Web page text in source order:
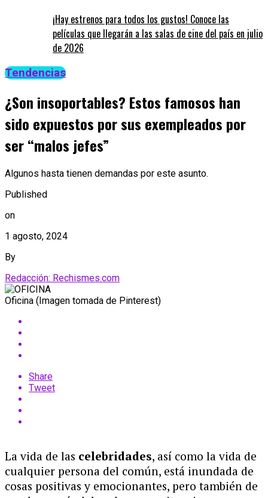
¡Hay estrenos para todos los gustos! Conoce las
películas que llegarán a las salas de cine del país en julio
de 2026
Tendencias
¿Son insoportables? Estos famosos han
sido expuestos por sus exempleados por
ser “malos jefes”
Algunos hasta tienen demandas por este asunto.
Published
on
1 agosto, 2024
By
Redacción: Rechismes.com
Oficina (Imagen tomada de Pinterest)
Share
Tweet
La vida de las celebridades, así como la vida de
cualquier persona del común, está inundada de
cosas positivas y emocionantes, pero también de